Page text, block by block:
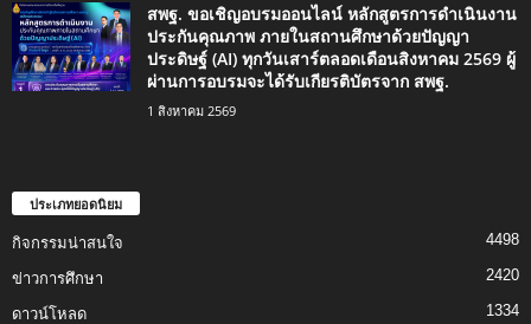
สพฐ. ขอเชิญอบรมออนไลน์ หลักสูตรการดำเนินงาน
ประกันคุณภาพ ภายในสถานศึกษาด้วยปัญญา
ประดิษฐ์ (AI) ทุกวันเสาร์ตลอดเดือนสิงหาคม 2569 ผู้
ผ่านการอบรมจะได้รับเกียรติบัตรจาก สพฐ.
1 สิงหาคม 2569
ประเภทยอดนิยม
กิจกรรมน่าสนใจ 4498
ข่าวการศึกษา 2420
ดาวน์โหลด 1334